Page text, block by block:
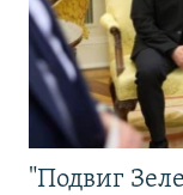
"Подвиг